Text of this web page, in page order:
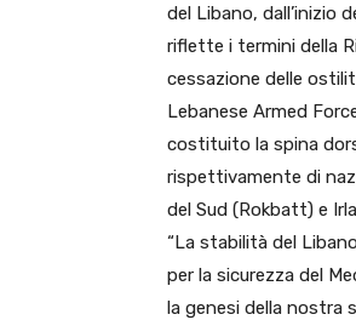
del Libano, dall’inizio
riflette i termini della
cessazione delle
Lebanese Armed
costituito la spina
rispettivamente di
del Sud (Rokbatt) e
“La stabilità del
per la sicurezza del
la genesi della nostra